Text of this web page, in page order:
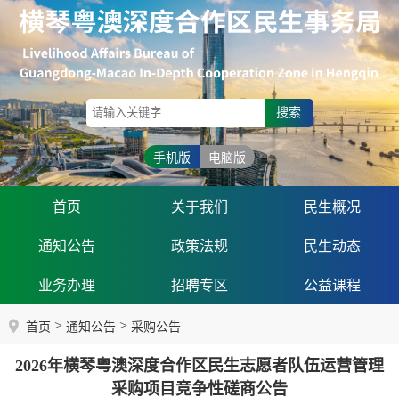
搜索
手机版 电脑版
首页 关于我们 民生概况
通知公告 政策法规 民生动态
业务办理 招聘专区 公益课程
首页 > 通知公告 > 采购公告
2026年横琴粤澳深度合作区民生志愿者队伍运营管理
采购项目竞争性磋商公告